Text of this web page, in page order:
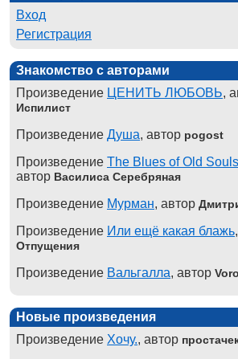
Вход
Регистрация
Знакомство с авторами
Произведение ЦЕНИТЬ ЛЮБОВЬ,
Испилист
Произведение Душа, автор pogost
Произведение The Blues of Old
автор Василиса Серебряная
Произведение Мурман, автор
Произведение Или ещё какая блажь
Отпущения
Произведение Вальгалла, автор
Новые произведения
Произведение Хочу., автор